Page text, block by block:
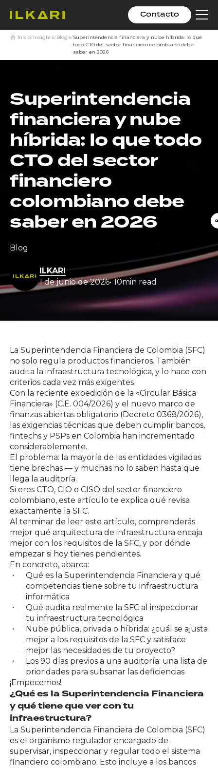
para
Contacto
Inicio/Insights/Blogs/Superintendencia financiera y nube híbrida: lo que
todo CTO del sector financiero colombiano debe
saber en 2026
Superintendencia
financiera y nube
híbrida: lo que todo
CTO del sector
financiero
colombiano debe
saber en 2026
Blog
ILKARI
1 de junio de 2026 10min read
La Superintendencia Financiera de Colombia (SFC)
no solo regula productos financieros. También
audita la infraestructura tecnológica, y lo hace con
criterios cada vez más exigentes
Con la reciente expedición de la «Circular Básica
Financiera» (C.E. 004/2026) y el nuevo marco de
finanzas abiertas obligatorio (Decreto 0368/2026),
las exigencias técnicas que deben cumplir bancos,
fintechs y PSPs en Colombia han incrementado
considerablemente.
El problema: la mayoría de las entidades vigiladas
tiene brechas — y muchas no lo saben hasta que
llega la auditoría.
Si eres CTO, CIO o CISO del sector financiero
colombiano, este artículo te explica qué revisa
exactamente la SFC.
Al terminar de leer este artículo, comprenderás
mejor qué arquitectura de infraestructura encaja
mejor con los requisitos de la SFC, y por dónde
empezar si hoy tienes pendientes.
En concreto, abarca:
Qué es la Superintendencia Financiera y qué
competencias tiene sobre tu infraestructura
informática
Qué audita realmente la SFC al inspeccionar
tu infraestructura tecnológica
Nube pública, privada o híbrida: ¿cuál se ajusta
mejor a los requisitos de la SFC y satisface
mejor las necesidades de tu proyecto?
Los 90 días previos a una auditoría: una lista de
prioridades para subsanar las deficiencias
¡Empecemos!
¿Qué es la Superintendencia Financiera
y qué tiene que ver con tu
infraestructura?
La Superintendencia Financiera de Colombia (SFC)
es el organismo regulador encargado de
supervisar, inspeccionar y regular todo el sistema
financiero colombiano. Esto incluye a los bancos